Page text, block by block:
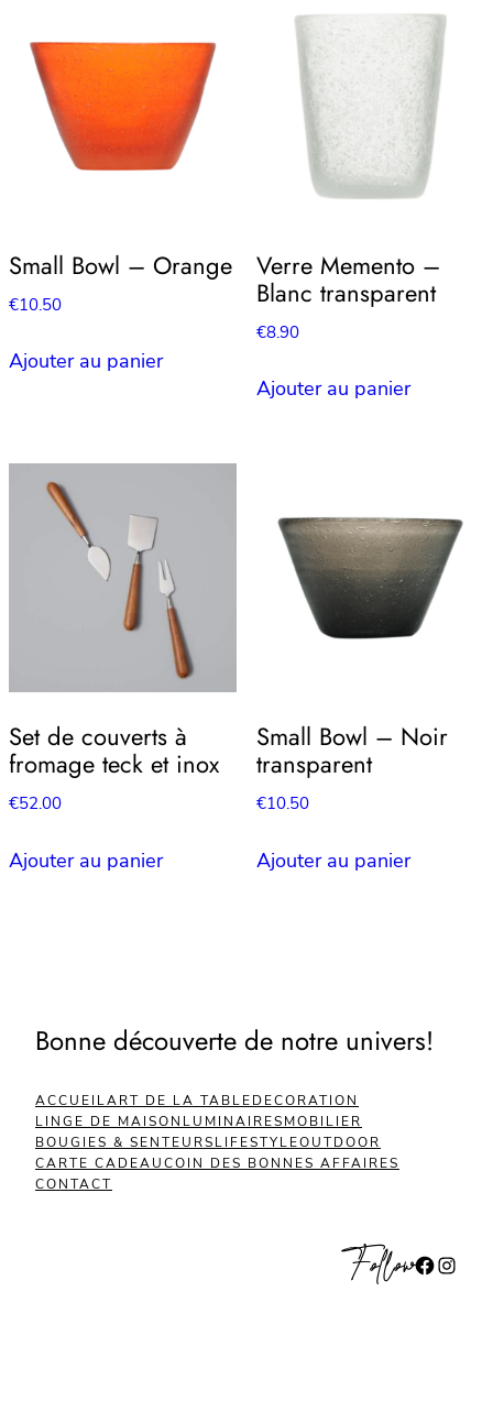
Small Bowl – Orange
€10.50
Ajouter au panier
Verre Memento –
Blanc transparent
€8.90
Ajouter au panier
Set de couverts à
fromage teck et inox
€52.00
Ajouter au panier
Small Bowl – Noir
transparent
€10.50
Ajouter au panier
Bonne découverte de notre univers!
ACCUEILART DE LA TABLEDECORATION
LINGE DE MAISON LUMINAIRESMOBILIER
BOUGIES & SENTEURSLIFESTYLEOUTDOOR
CARTE CADEAUCOIN DES BONNES AFFAIRES
CONTACT
FollowFacebook Instagram